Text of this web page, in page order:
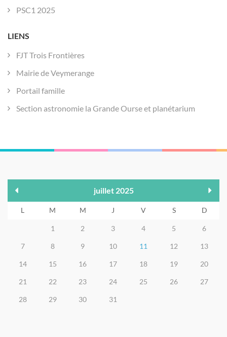
PSC1 2025
LIENS
FJT Trois Frontières
Mairie de Veymerange
Portail famille
Section astronomie la Grande Ourse et planétarium
juillet 2025
L M M J V S D
1 2 3 4 5 6
7 8 9 10 11 12 13
14 15 16 17 18 19 20
21 22 23 24 25 26 27
28 29 30 31